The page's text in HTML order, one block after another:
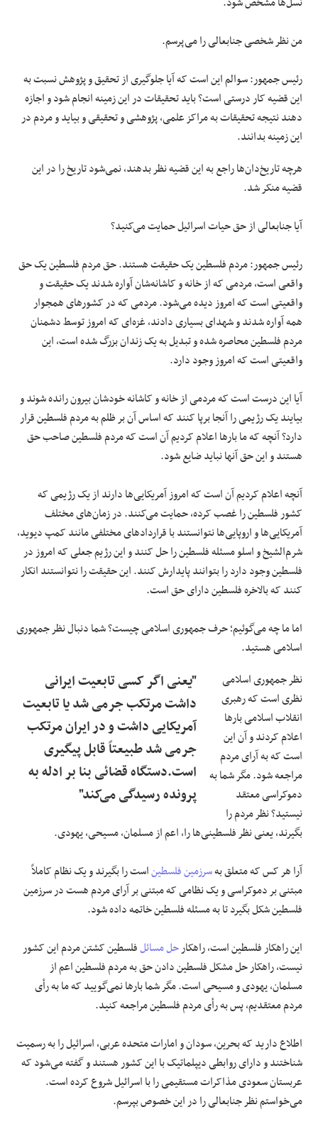
من نظر شخصی جنابعالی را می‌پرسم.
رئیس جمهور: سوالم این است که آیا جلوگیری از تحقیق و پژوهش نسبت به
این قضیه کار درستی است؟ باید تحقیقات در این زمینه انجام شود و اجازه
دهند نتیجه تحقیقات به مراکز علمی، پژوهشی و تحقیقی و بیاید و مردم در
این زمینه بدانند.
هرچه تاریخ‌دان‌ها راجع به این قضیه نظر بدهند، نمی‌شود تاریخ را در این
قضیه منکر شد.
آیا جنابعالی از حق حیات اسرائیل حمایت می‌کنید؟
رئیس جمهور: مردم فلسطین یک حقیقت هستند. حق مردم فلسطین یک حق
واقعی است، مردمی که از خانه و کاشانه‌شان آواره شدند یک حقیقت و
واقعیتی است که امروز دیده می‌شود. مردمی که در کشورهای همجوار
همه آواره شدند و شهدای بسیاری دادند، غزه‌ای که امروز توسط دشمنان
مردم فلسطین محاصره شده و تبدیل به یک زندان بزرگ شده است، این
واقعیتی است که امروز وجود دارد.
آیا این درست است که مردمی از خانه و کاشانه خودشان بیرون رانده شوند و
بیایند یک رژیمی را آنجا برپا کنند که اساس آن بر ظلم به مردم فلسطین قرار
دارد؟ آنچه که ما بارها اعلام کردیم آن است که مردم فلسطین صاحب حق
هستند و این حق آنها نباید ضایع شود.
آنچه اعلام کردیم آن است که امروز آمریکایی‌ها دارند از یک رژیمی که
کشور فلسطین را غصب کرده، حمایت می‌کنند. در زمان‌های مختلف
آمریکایی‌ها و اروپایی‌ها نتوانستند با قراردادهای مختلفی مانند کمپ دیوید،
شرم‌الشیخ و اسلو مسئله فلسطین را حل کنند و این رژیم جعلی که امروز در
فلسطین وجود دارد را بتوانند پایدارش کنند. این حقیقت را نتوانستند انکار
کنند که بالاخره فلسطین دارای حق است.
اما ما چه می‌گوئیم؛ حرف جمهوری اسلامی چیست؟ شما دنبال نظر جمهوری
اسلامی هستید.
"یعنی اگر کسی تابعیت ایرانی
داشت مرتکب جرمی شد یا تابعیت
آمریکایی داشت و در ایران مرتکب
جرمی شد طبیعتاً قابل پیگیری
است.دستگاه قضائی بنا بر ادله به
پرونده رسیدگی می‌کند"
نظر جمهوری اسلامی
نظری است که رهبری
انقلاب اسلامی بارها
اعلام کردند و آن این
است که به آرای مردم
مراجعه شود. مگر شما به
دموکراسی معتقد
نیستید؟ نظر مردم را
بگیرند، یعنی نظر فلسطینی‌ها را، اعم از مسلمان، مسیحی، یهودی.
آرا هر کس که متعلق بهسرزمین فلسطیناست را بگیرند و یک نظام کاملاً
مبتنی بر دموکراسی و یک نظامی که مبتنی بر آرای مردم هست در سرزمین
فلسطین شکل بگیرد تا به مسئله فلسطین خاتمه داده شود.
این راهکار فلسطین است، راهکارحل مسائلفلسطین کشتن مردم این کشور
نیست، راهکار حل مشکل فلسطین دادن حق به مردم فلسطین اعم از
مسلمان، یهودی و مسیحی است. مگر شما بارها نمی‌گویید که ما به رأی
مردم معتقدیم، پس به رأی مردم فلسطین مراجعه کنید.
اطلاع دارید که بحرین، سودان و امارات متحده عربی، اسرائیل را به رسمیت
شناختند و دارای روابطی دیپلماتیک با این کشور هستند و گفته می‌شود که
عربستان سعودی مذاکرات مستقیمی را با اسرائیل شروع کرده است.
می‌خواستم نظر جنابعالی را در این خصوص بپرسم.